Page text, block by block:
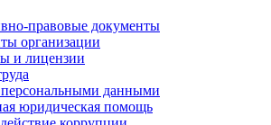
правовые документы
организации
и лицензии
персональными данными
юридическая помощь